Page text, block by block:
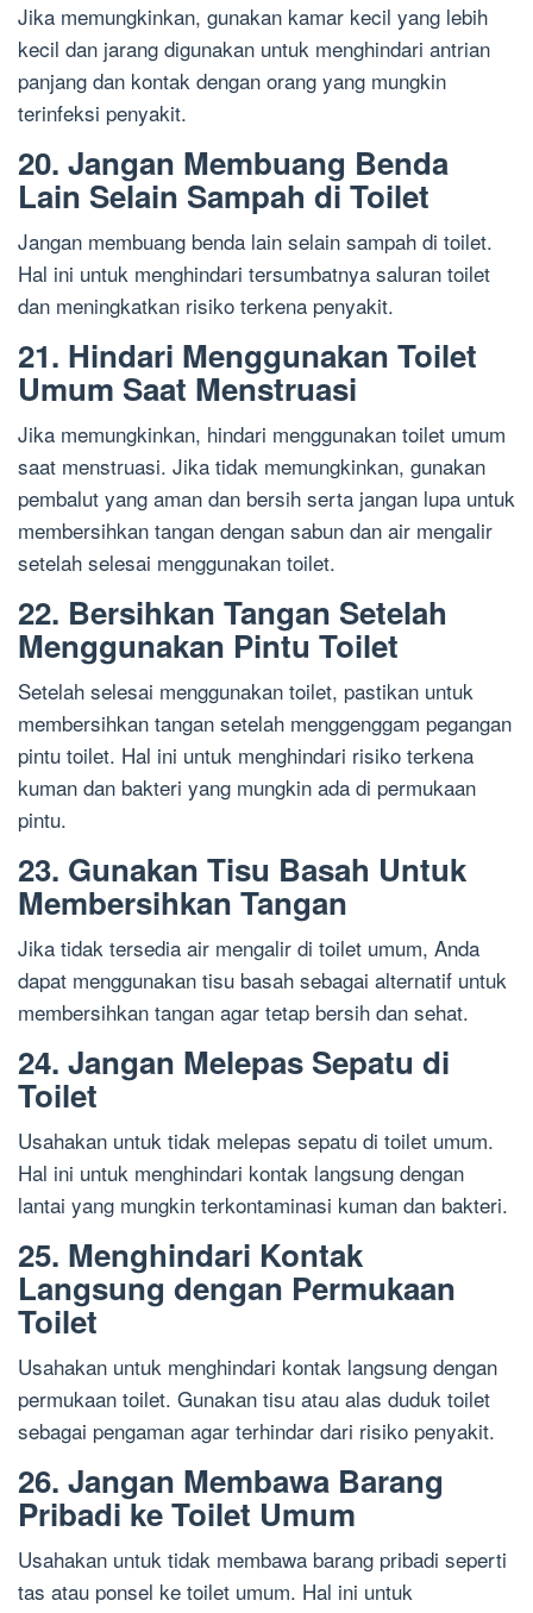
Jika memungkinkan, gunakan kamar kecil yang lebih
kecil dan jarang digunakan untuk menghindari antrian
panjang dan kontak dengan orang yang mungkin
terinfeksi penyakit.
20. Jangan Membuang Benda
Lain Selain Sampah di Toilet
Jangan membuang benda lain selain sampah di toilet.
Hal ini untuk menghindari tersumbatnya saluran toilet
dan meningkatkan risiko terkena penyakit.
21. Hindari Menggunakan Toilet
Umum Saat Menstruasi
Jika memungkinkan, hindari menggunakan toilet umum
saat menstruasi. Jika tidak memungkinkan, gunakan
pembalut yang aman dan bersih serta jangan lupa untuk
membersihkan tangan dengan sabun dan air mengalir
setelah selesai menggunakan toilet.
22. Bersihkan Tangan Setelah
Menggunakan Pintu Toilet
Setelah selesai menggunakan toilet, pastikan untuk
membersihkan tangan setelah menggenggam pegangan
pintu toilet. Hal ini untuk menghindari risiko terkena
kuman dan bakteri yang mungkin ada di permukaan
pintu.
23. Gunakan Tisu Basah Untuk
Membersihkan Tangan
Jika tidak tersedia air mengalir di toilet umum, Anda
dapat menggunakan tisu basah sebagai alternatif untuk
membersihkan tangan agar tetap bersih dan sehat.
24. Jangan Melepas Sepatu di
Toilet
Usahakan untuk tidak melepas sepatu di toilet umum.
Hal ini untuk menghindari kontak langsung dengan
lantai yang mungkin terkontaminasi kuman dan bakteri.
25. Menghindari Kontak
Langsung dengan Permukaan
Toilet
Usahakan untuk menghindari kontak langsung dengan
permukaan toilet. Gunakan tisu atau alas duduk toilet
sebagai pengaman agar terhindar dari risiko penyakit.
26. Jangan Membawa Barang
Pribadi ke Toilet Umum
Usahakan untuk tidak membawa barang pribadi seperti
tas atau ponsel ke toilet umum. Hal ini untuk